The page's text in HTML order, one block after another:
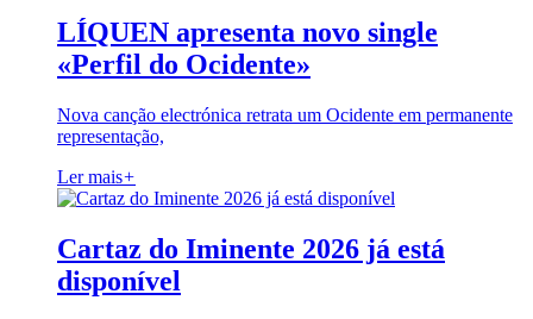
LÍQUEN apresenta novo single
«Perfil do Ocidente»
Nova canção electrónica retrata um Ocidente em permanente
representação,
Ler mais+
Cartaz do Iminente 2026 já está
disponível